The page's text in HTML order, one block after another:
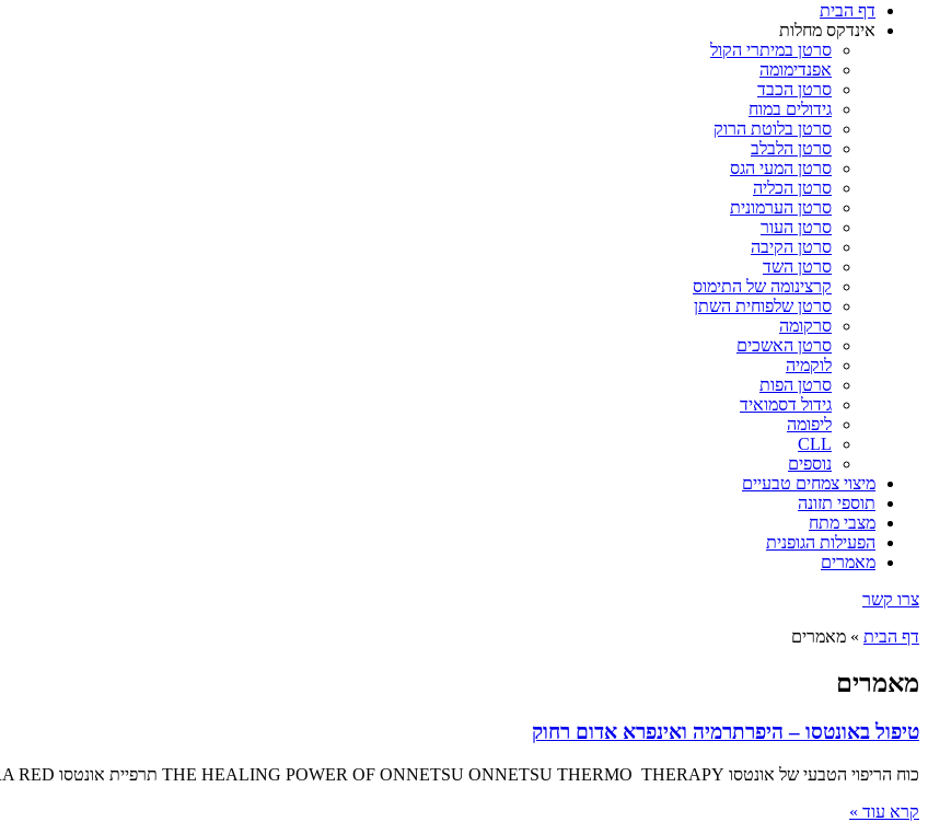
דף הבית
אינדקס מחלות
סרטן במיתרי הקול
אפנדימומה
סרטן הכבד
גידולים במוח
סרטן בלוטת הרוק
סרטן הלבלב
סרטן המעי הגס
סרטן הכליה
סרטן הערמונית
סרטן העור
סרטן הקיבה
סרטן השד
קרצינומה של התימוס
סרטן שלפוחית השתן
סרקומה
סרטן האשכים
לוקמיה
סרטן הפות
גידול דסמואיד
ליפומה
CLL
נוספים
מיצוי צמחים טבעיים
תוספי תזונה
מצבי מתח
הפעילות הגופנית
מאמרים
צרו קשר
דף הבית » מאמרים
מאמרים
טיפול באונטסו – היפרתרמיה ואינפרא אדום רחוק
כוח הריפוי הטבעי של אונטסו THE HEALING POWER OF ONNETSU ONNETSU THERMO THERAPY תרפיית אונטסו HYPERTHERMIA AND FAR INFRA RED טיפול שפותח דרך הרפואה היפנית
קרא עוד »